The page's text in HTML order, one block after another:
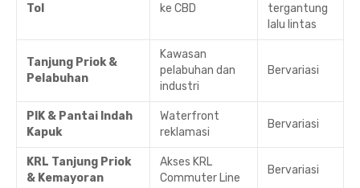
Tol
ke CBD
tergantung
lalu lintas
Tanjung Priok &
Pelabuhan
Kawasan
pelabuhan dan
industri
Bervariasi
PIK & Pantai Indah
Kapuk
Waterfront
reklamasi
Bervariasi
KRL Tanjung Priok
& Kemayoran
Akses KRL
Commuter Line
Bervariasi